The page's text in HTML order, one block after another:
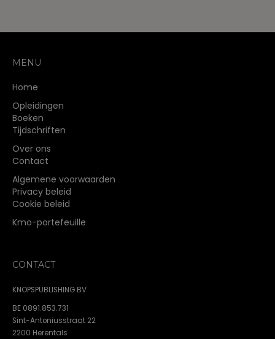
MENU
Home
Opleidingen
Boeken
Tijdschriften
Over ons
Contact
Algemene voorwaarden
Privacy beleid
Cookie beleid
Kmo-portefeuille
CONTACT
KNOPSPUBLISHING BV
BE 0891.853.731
Sint-Antoniusstraat 22
2200 Herentals